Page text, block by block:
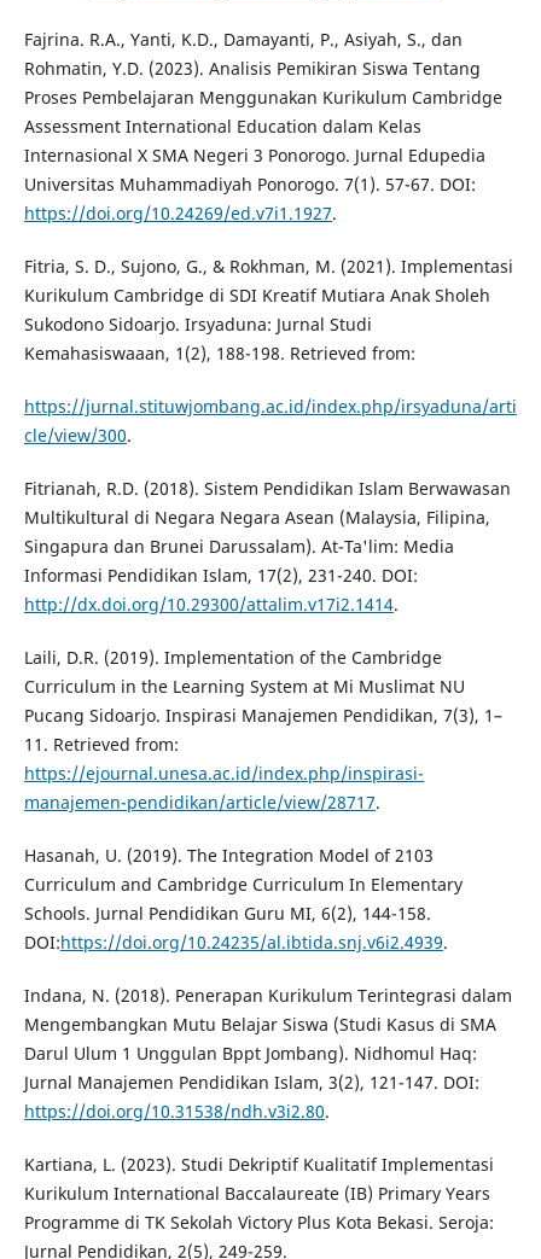
Fajrina. R.A., Yanti, K.D., Damayanti, P., Asiyah, S., dan
Rohmatin, Y.D. (2023). Analisis Pemikiran Siswa Tentang
Proses Pembelajaran Menggunakan Kurikulum Cambridge
Assessment International Education dalam Kelas
Internasional X SMA Negeri 3 Ponorogo. Jurnal Edupedia
Universitas Muhammadiyah Ponorogo. 7(1). 57-67. DOI:
https://doi.org/10.24269/ed.v7i1.1927.
Fitria, S. D., Sujono, G., & Rokhman, M. (2021). Implementasi
Kurikulum Cambridge di SDI Kreatif Mutiara Anak Sholeh
Sukodono Sidoarjo. Irsyaduna: Jurnal Studi
Kemahasiswaaan, 1(2), 188-198. Retrieved from:
https://jurnal.stituwjombang.ac.id/index.php/irsyaduna/arti
cle/view/300.
Fitrianah, R.D. (2018). Sistem Pendidikan Islam Berwawasan
Multikultural di Negara Negara Asean (Malaysia, Filipina,
Singapura dan Brunei Darussalam). At-Ta'lim: Media
Informasi Pendidikan Islam, 17(2), 231-240. DOI:
http://dx.doi.org/10.29300/attalim.v17i2.1414.
Laili, D.R. (2019). Implementation of the Cambridge
Curriculum in the Learning System at Mi Muslimat NU
Pucang Sidoarjo. Inspirasi Manajemen Pendidikan, 7(3), 1–
11. Retrieved from:
https://ejournal.unesa.ac.id/index.php/inspirasi-
manajemen-pendidikan/article/view/28717.
Hasanah, U. (2019). The Integration Model of 2103
Curriculum and Cambridge Curriculum In Elementary
Schools. Jurnal Pendidikan Guru MI, 6(2), 144-158.
DOI:https://doi.org/10.24235/al.ibtida.snj.v6i2.4939.
Indana, N. (2018). Penerapan Kurikulum Terintegrasi dalam
Mengembangkan Mutu Belajar Siswa (Studi Kasus di SMA
Darul Ulum 1 Unggulan Bppt Jombang). Nidhomul Haq:
Jurnal Manajemen Pendidikan Islam, 3(2), 121-147. DOI:
https://doi.org/10.31538/ndh.v3i2.80.
Kartiana, L. (2023). Studi Dekriptif Kualitatif Implementasi
Kurikulum International Baccalaureate (IB) Primary Years
Programme di TK Sekolah Victory Plus Kota Bekasi. Seroja:
Jurnal Pendidikan, 2(5), 249-259.